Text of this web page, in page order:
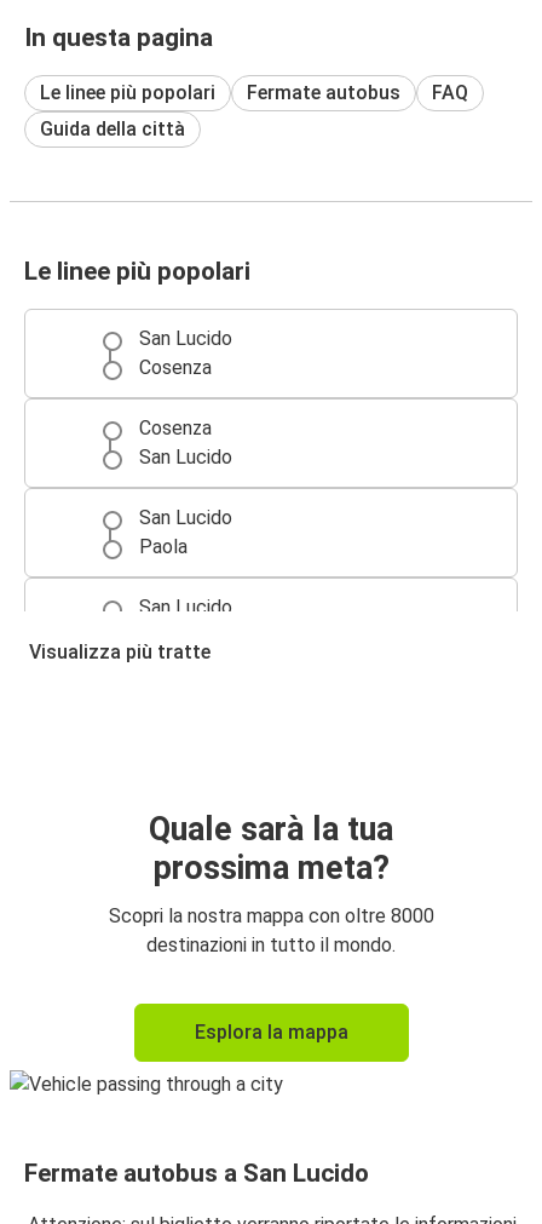
In questa pagina
Le linee più popolari Fermate autobus
FAQ
Guida della città
Le linee più popolari
San Lucido
Cosenza
Cosenza
San Lucido
San Lucido
Paola
San Lucido
Aeroporto di Lamezia Terme
Falerna Marina
San Lucido
San Lucido
Falerna Marina
Roma
Visualizza più tratte
Quale sarà la tua
prossima meta?
Scopri la nostra mappa con oltre 8000
destinazioni in tutto il mondo.
Esplora la mappa
Fermate autobus a San Lucido